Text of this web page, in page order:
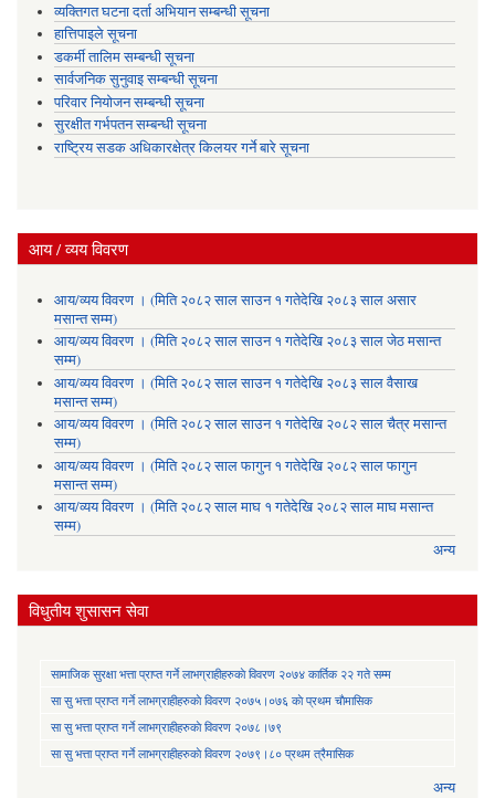
व्यक्तिगत घटना दर्ता अभियान सम्बन्धी सूचना
हात्तिपाइले सूचना
डकर्मी तालिम सम्बन्धी सूचना
सार्वजनिक सुनुवाइ सम्बन्धी सूचना
परिवार नियोजन सम्बन्धी सूचना
सुरक्षीत गर्भपतन सम्बन्धी सूचना
राष्ट्रिय सडक अधिकारक्षेत्र किलयर गर्ने बारे सूचना
आय / व्यय विवरण
आय/व्यय विवरण । (मिति २०८२ साल साउन १ गतेदेखि २०८३ साल असार
मसान्त सम्म)
आय/व्यय विवरण । (मिति २०८२ साल साउन १ गतेदेखि २०८३ साल जेठ मसान्त
सम्म)
आय/व्यय विवरण । (मिति २०८२ साल साउन १ गतेदेखि २०८३ साल वैसाख
मसान्त सम्म)
आय/व्यय विवरण । (मिति २०८२ साल साउन १ गतेदेखि २०८२ साल चैत्र मसान्त
सम्म)
आय/व्यय विवरण । (मिति २०८२ साल फागुन १ गतेदेखि २०८२ साल फागुन
मसान्त सम्म)
आय/व्यय विवरण । (मिति २०८२ साल माघ १ गतेदेखि २०८२ साल माघ मसान्त
सम्म)
अन्य
विधुतीय शुसासन सेवा
सामाजिक सुरक्षा भत्ता प्राप्त गर्ने लाभग्राहीहरुकाे विवरण २०७४ कार्तिक २२ गते सम्म
सा‍ सु भत्ता प्राप्त गर्ने लाभग्राहीहरुकाे विवरण २०७५।०७६ काे प्रथम चाैमासिक
सा‍ सु भत्ता प्राप्त गर्ने लाभग्राहीहरुकाे विवरण २०७८।७९
सा‍ सु भत्ता प्राप्त गर्ने लाभग्राहीहरुकाे विवरण २०७९।८० प्रथम त्रैमासिक
अन्य